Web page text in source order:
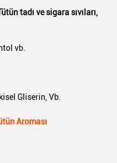
tadı ve sigara sıvıları,
vb.
Gliserin, Vb.
Aroması